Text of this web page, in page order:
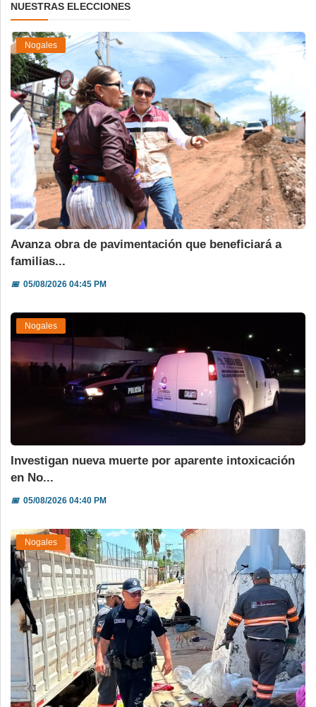
NUESTRAS ELECCIONES
Nogales
Avanza obra de pavimentación que beneficiará a
familias...
📅05/08/2026 04:45 PM
Nogales
Investigan nueva muerte por aparente intoxicación
en No...
📅05/08/2026 04:40 PM
Nogales